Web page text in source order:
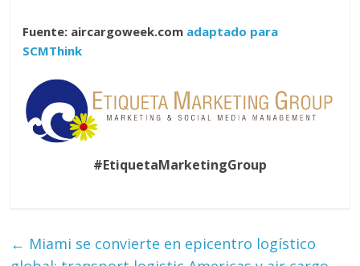
Fuente: aircargoweek.com adaptado para
SCMThink
#EtiquetaMarketingGroup
← Miami se convierte en epicentro logístico